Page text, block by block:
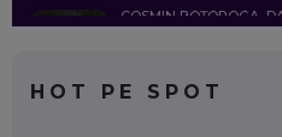
COSMIN BOȚOROGA,
HOT PE SPOT